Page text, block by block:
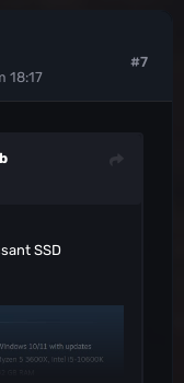
18:17
#7
SSD